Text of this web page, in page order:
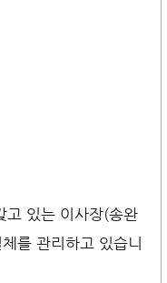
고 있는 이사장(송완
를 관리하고 있습니